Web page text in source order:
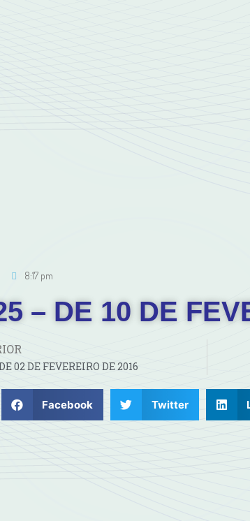
8:17 pm
– DE 10 DE
02 DE FEVEREIRO DE 2016
Facebook Twitter